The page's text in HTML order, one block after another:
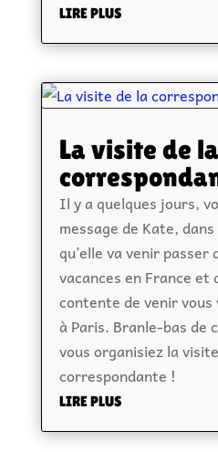
LIRE PLUS
La visite de la
Il y a quelques jours,
message de Kate,
qu’elle va venir passer
vacances en France et
contente de venir
à Paris. Branle-bas de
vous organisiez la
correspondante !
LIRE PLUS